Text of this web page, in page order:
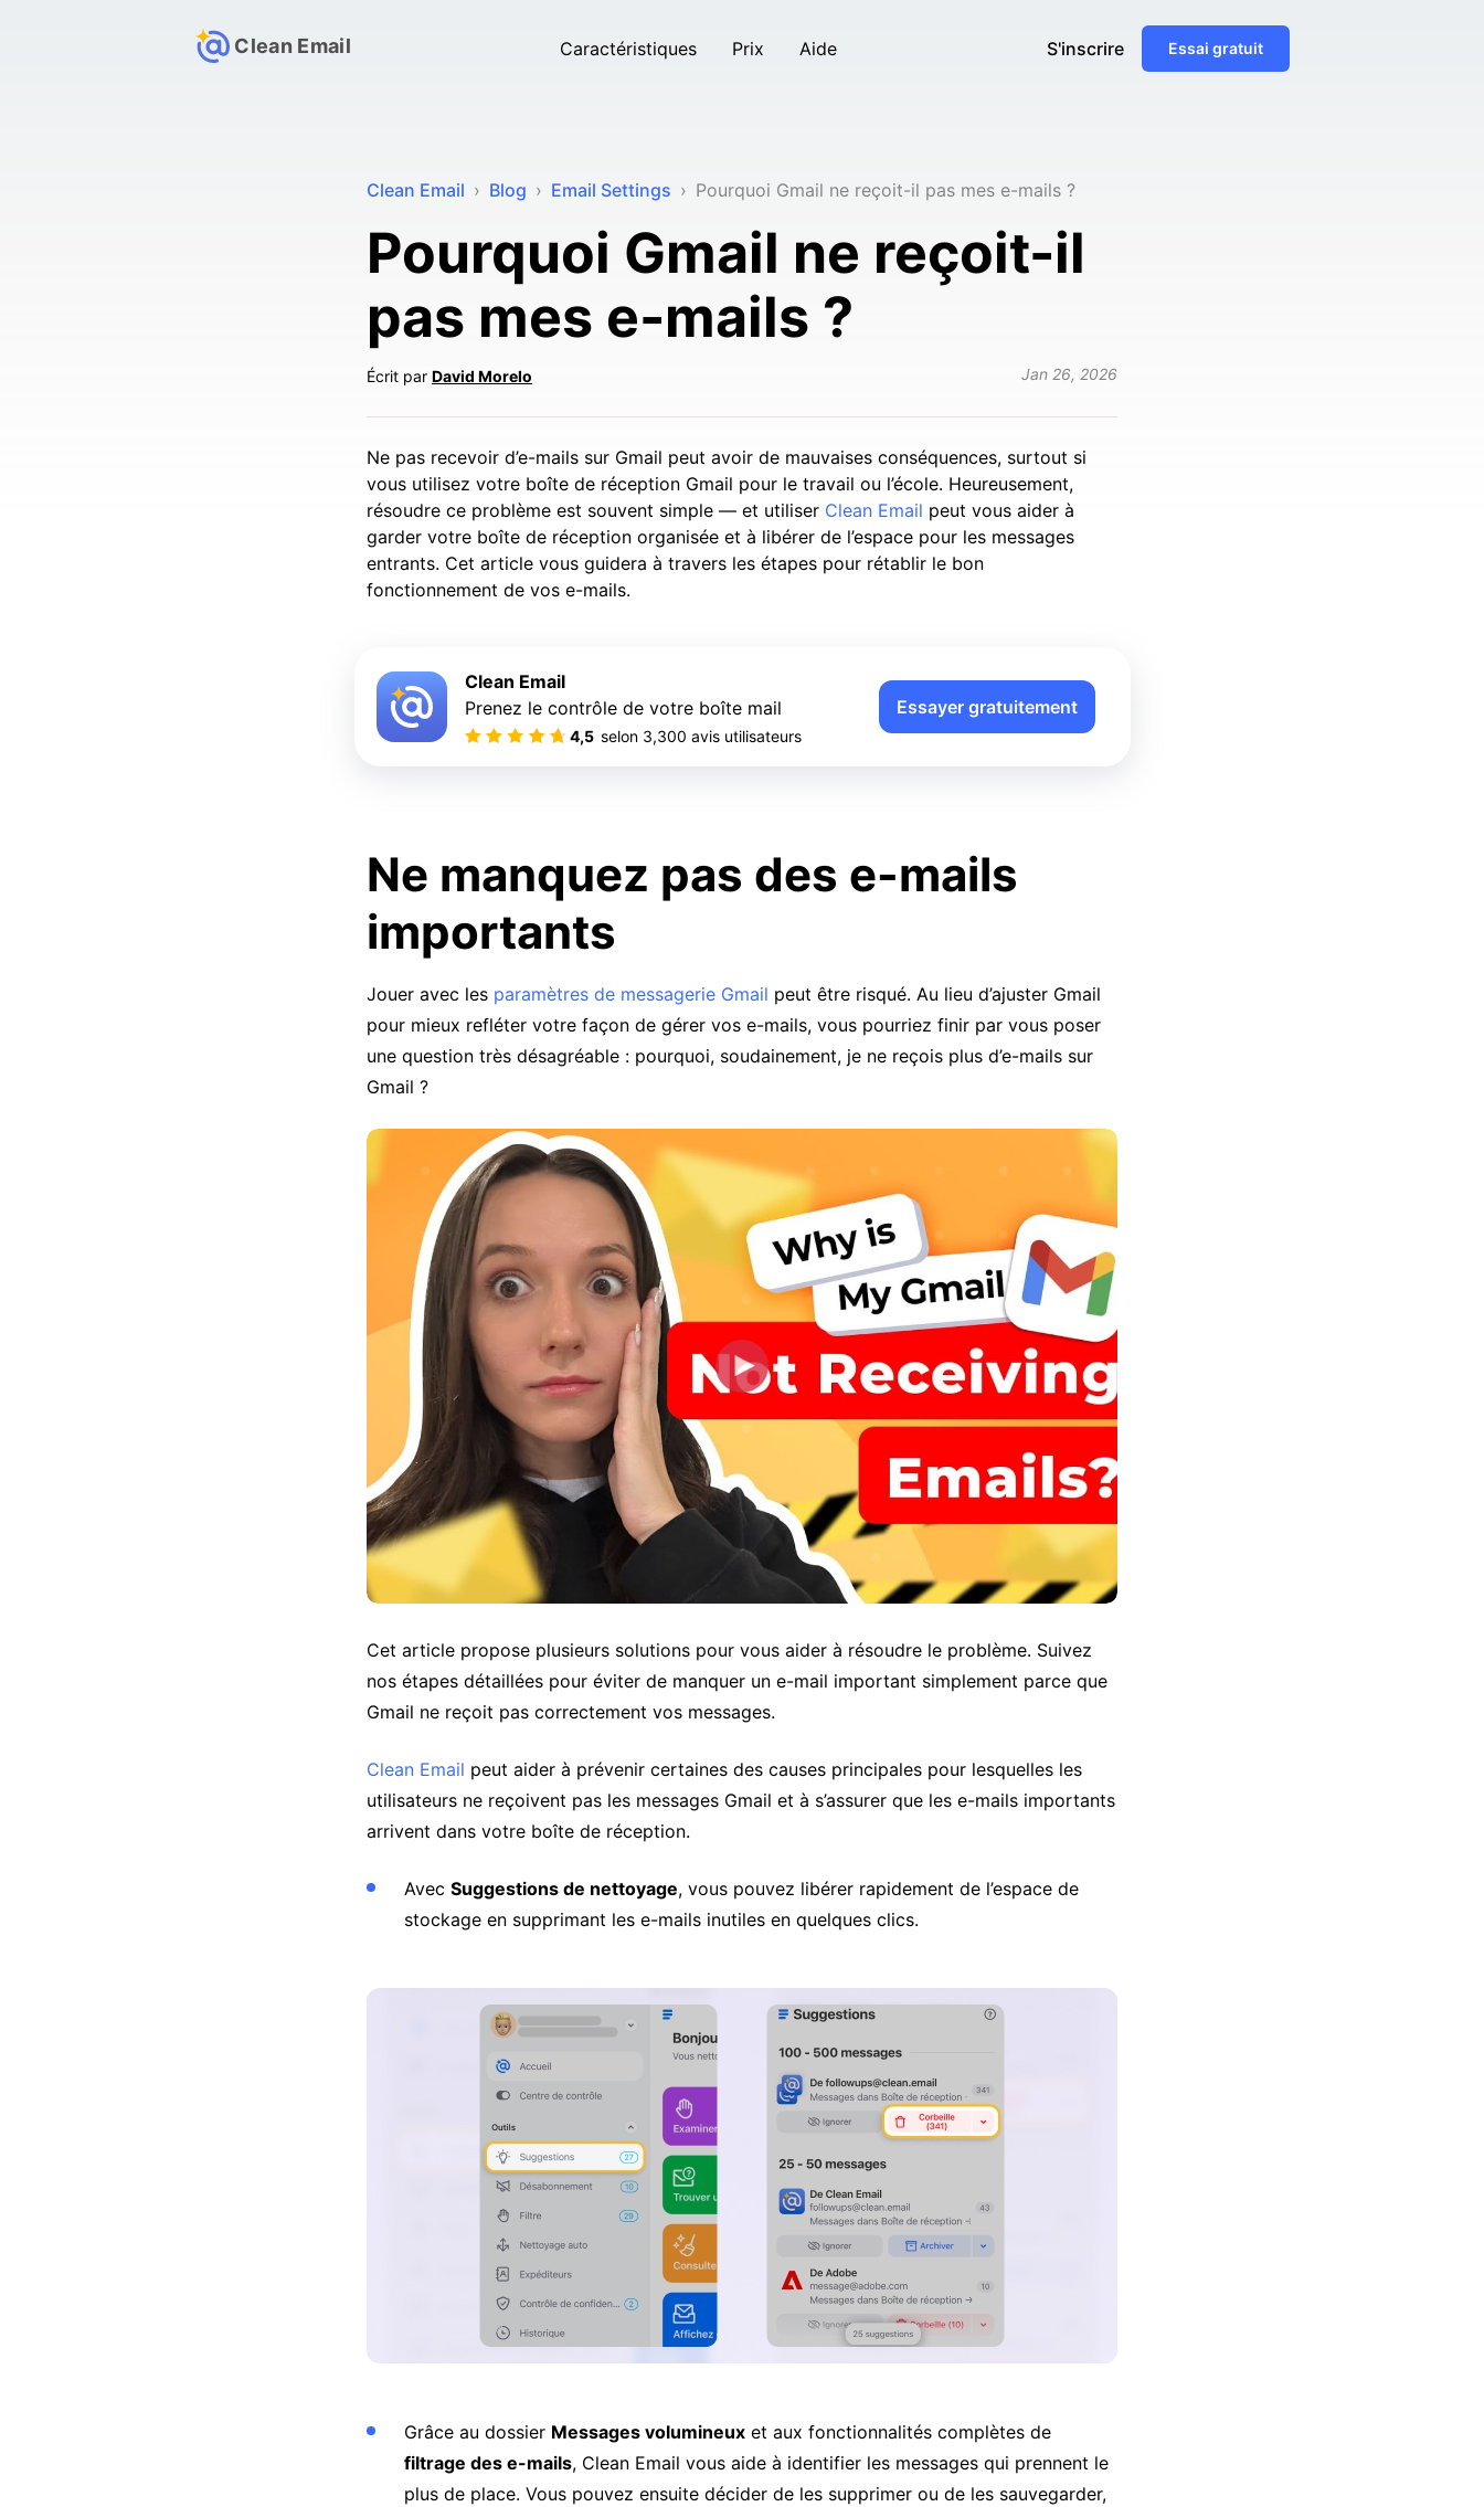
Clean Email Caractéristiques Prix Aide S'inscrire Essai gratuit
Clean Email › Blog › Email Settings › Pourquoi Gmail ne reçoit-il pas mes e-mails ?
Pourquoi Gmail ne reçoit-il
pas mes e-mails ?
Écrit par David Morelo Jan 26, 2026
Ne pas recevoir d’e-mails sur Gmail peut avoir de mauvaises conséquences, surtout si
vous utilisez votre boîte de réception Gmail pour le travail ou l’école. Heureusement,
résoudre ce problème est souvent simple — et utiliser Clean Email peut vous aider à
garder votre boîte de réception organisée et à libérer de l’espace pour les messages
entrants. Cet article vous guidera à travers les étapes pour rétablir le bon
fonctionnement de vos e-mails.
Clean Email
Prenez le contrôle de votre boîte mail
4,5 selon 3,300 avis utilisateurs
Essayer gratuitement
Ne manquez pas des e-mails
importants
Jouer avec les paramètres de messagerie Gmail peut être risqué. Au lieu d’ajuster Gmail
pour mieux refléter votre façon de gérer vos e-mails, vous pourriez finir par vous poser
une question très désagréable : pourquoi, soudainement, je ne reçois plus d’e-mails sur
Gmail ?
Cet article propose plusieurs solutions pour vous aider à résoudre le problème. Suivez
nos étapes détaillées pour éviter de manquer un e-mail important simplement parce que
Gmail ne reçoit pas correctement vos messages.
Clean Email peut aider à prévenir certaines des causes principales pour lesquelles les
utilisateurs ne reçoivent pas les messages Gmail et à s’assurer que les e-mails importants
arrivent dans votre boîte de réception.
Avec Suggestions de nettoyage, vous pouvez libérer rapidement de l’espace de
stockage en supprimant les e-mails inutiles en quelques clics.
Grâce au dossier Messages volumineux et aux fonctionnalités complètes de
filtrage des e-mails, Clean Email vous aide à identifier les messages qui prennent le
plus de place. Vous pouvez ensuite décider de les supprimer ou de les sauvegarder,